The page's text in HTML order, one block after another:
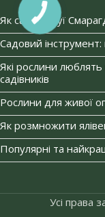
Як садити туї
Садовий
Які рослини
садівників
Рослини для живої
Як розмножити
Популярні та
Усі права